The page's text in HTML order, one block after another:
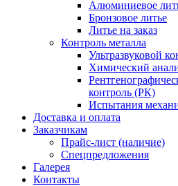
Алюминиевое
Бронзовое литье
Литье на заказ
Контроль металла
Ультразвуковой
Химический
контроль (РК)
Испытания
Доставка и оплата
Заказчикам
Прайс-лист (наличие)
Спецпредложения
Галерея
Контакты